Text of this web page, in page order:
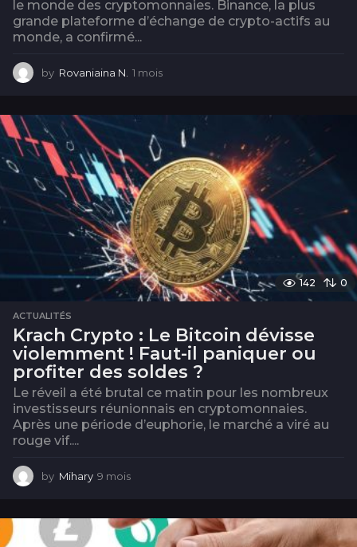
le monde des cryptomonnaies. Binance, la plus
grande plateforme d’échange de crypto-actifs au
monde, a confirmé...
by Rovaniaina N. 1 mois
i
142 0
ACTUALITÉS
Krach Crypto : Le Bitcoin dévisse
violemment ! Faut-il paniquer ou
profiter des soldes ?
Le réveil a été brutal ce matin pour les nombreux
investisseurs réunionnais en cryptomonnaies.
Après une période d’euphorie, le marché a viré au
rouge vif....
by Mihary 9 mois
i
s